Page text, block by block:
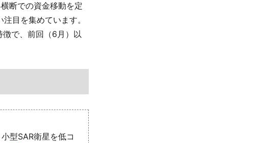
断での資金移動を定
目を集めています。
で、前回（6月）以
型SAR衛星を低コ